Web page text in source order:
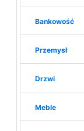
Bankowość
Przemysł
Drzwi
Meble